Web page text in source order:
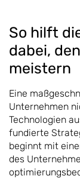
So hilft
dabei,
meistern
Eine
Unternehmen
Technologien
fundierte
beginnt mit
des